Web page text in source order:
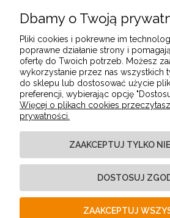
POMOC
MOJE
PŁATNOŚCI I
O NAS
Dbamy o Twoją
Pliki cookies i pokrewne im
poprawne działanie strony i
ofertę do Twoich potrzeb. Możesz
wykorzystanie przez nas wszystkich
do sklepu lub dostosować użycie
preferencji, wybierając opcję
Więcej o plikach cookies
prywatności.
ZAAKCEPTUJ TYLKO
DOSTOSUJ
ZAAKCEPTUJ